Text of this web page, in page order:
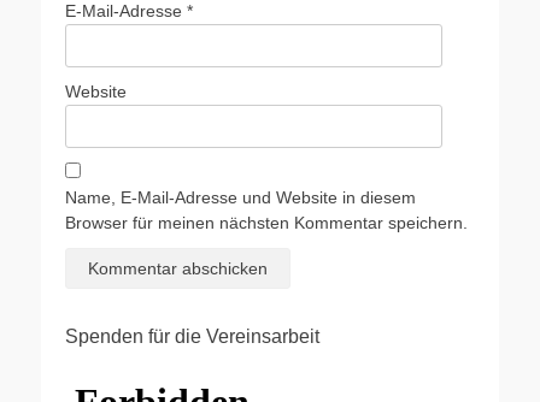
E-Mail-Adresse *
Website
Name, E-Mail-Adresse und Website in diesem
Browser für meinen nächsten Kommentar speichern.
Spenden für die Vereinsarbeit